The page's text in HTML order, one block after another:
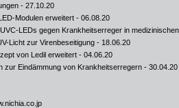
- 27.10.20
Modulen erweitert - 06.08.20
LEDs gegen Krankheitserreger in
Licht zur Virenbeseitigung - 18.06.20
von Ledil erweitert - 04.06.20
zur Eindämmung von Krankheitserregern - 30.04.20